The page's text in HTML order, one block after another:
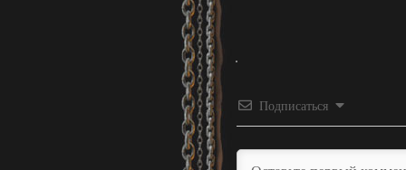
Подписаться